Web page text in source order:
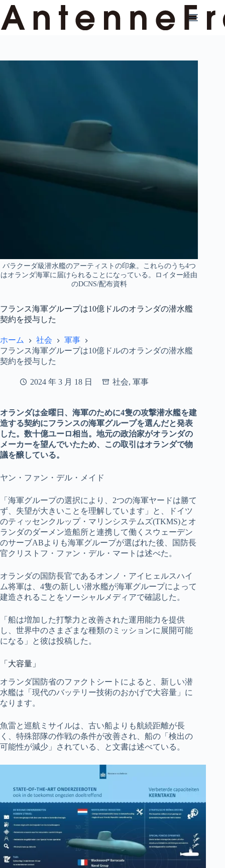
ン
テ
バラクーダ級潜水艦のアーティストの印象。これらのうち4つ
はオランダ海軍に届けられることになっている。ロイター経由
のDCNS/配布資料
フランス海軍グループは10億ドルのオランダの潜水艦
契約を授与した
ホーム 社会
軍事
フランス海軍グループは10億ドルのオランダの潜水艦
契約を授与した
2024 年 3 月 18 日 社会, 軍事
オランダは金曜日、海軍のために4隻の攻撃潜水艦を建
造する契約にフランスの海軍グループを選んだと発表
した。数十億ユーロ相当。地元の政治家がオランダの
メーカーを望んでいたため、この取引はオランダで物
議を醸している。
ヤン・ファン・デル・メイド
「海軍グループの選択により、2つの海軍ヤードは勝て
ず、失望が大きいことを理解しています」と、ドイツ
のティッセンクルップ・マリンシステムズ(TKMS)とオ
ランダのダーメン造船所と連携して働くスウェーデン
のサーブABよりも海軍グループが選ばれた後、国防長
官クリストフ・ファン・デル・マートは述べた。
オランダの国防長官であるオンノ・アイヒェルスハイ
ム将軍は、4隻の新しい潜水艦が海軍グループによって
建造されることをソーシャルメディアで確認した。
「船は増加した打撃力と改善された運用能力を提供
し、世界中のさまざまな種類のミッションに展開可能
になる」と彼は投稿した。
「大容量」
オランダ国防省のファクトシートによると、新しい潜
水艦は「現代のバッテリー技術のおかげで大容量」に
なります。
魚雷と巡航ミサイルは、古い船よりも航続距離が長
く、特殊部隊の作戦の条件が改善され、船の「検出の
可能性が減少」されている、と文書は述べている。